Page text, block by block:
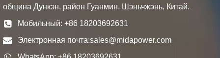
община Дункэн, район Гуанмин, Шэньчжэнь, Китай.
Мобильный: +86 18203692631
Электронная почта:sales@midapower.com